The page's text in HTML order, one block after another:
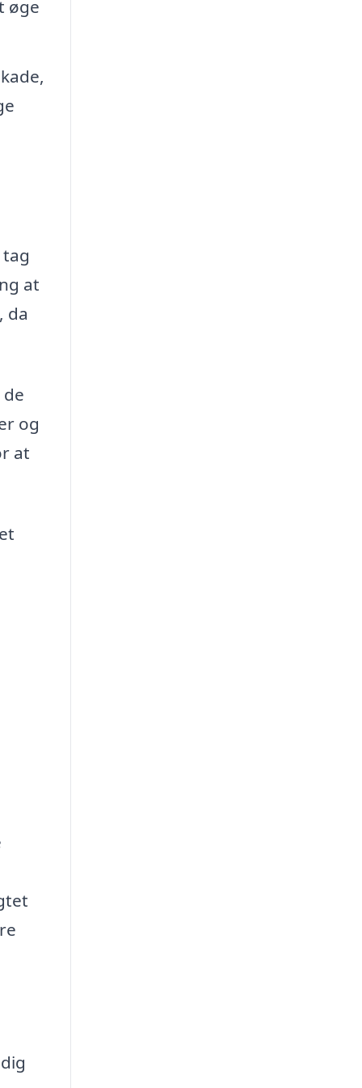
øge
at
da
og
at